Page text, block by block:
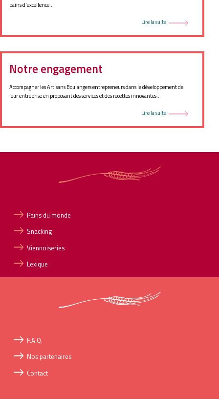
pains d'excellence...
Lire la suite
Notre engagement
Accompagner les Artisans Boulangers entrepreneurs dans le développement de
leur entreprise en proposant des services et des recettes innovantes...
Lire la suite
Pains du monde
Snacking
Viennoiseries
Lexique
F.A.Q.
Nos partenaires
Contact